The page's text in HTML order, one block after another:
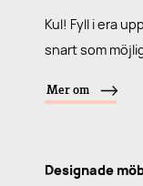
Kul! Fyll i era
snart som
Mer om
Designade